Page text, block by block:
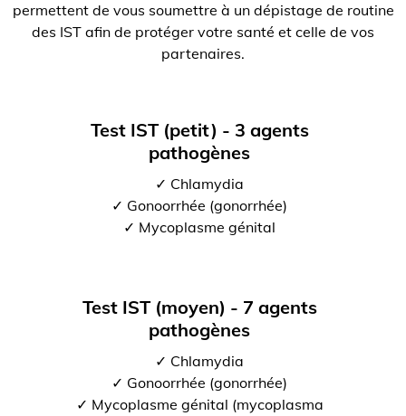
permettent de vous soumettre à un dépistage de routine
des IST afin de protéger votre santé et celle de vos
partenaires.
Test IST (petit) - 3 agents
pathogènes
✓ Chlamydia
✓ Gonoorrhée (gonorrhée)
✓ Mycoplasme génital
Test IST (moyen) - 7 agents
pathogènes
✓ Chlamydia
✓ Gonoorrhée (gonorrhée)
✓ Mycoplasme génital (mycoplasma